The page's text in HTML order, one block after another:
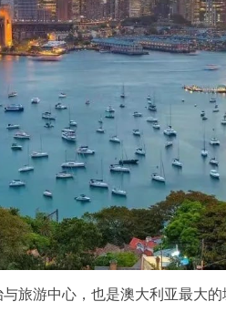
旅游中心，也是澳大利亚最大